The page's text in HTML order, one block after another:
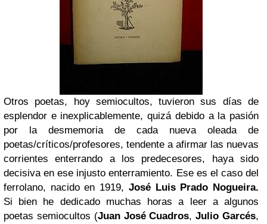
Otros poetas, hoy semiocultos, tuvieron sus días de
esplendor e inexplicablemente, quizá debido a la pasión
por la desmemoria de cada nueva oleada de
poetas/críticos/profesores, tendente a afirmar las nuevas
corrientes enterrando a los predecesores, haya sido
decisiva en ese injusto enterramiento. Ese es el caso del
ferrolano, nacido en 1919, José Luis Prado Nogueira.
Si bien he dedicado muchas horas a leer a algunos
poetas semiocultos (Juan José Cuadros,Julio Garcés,